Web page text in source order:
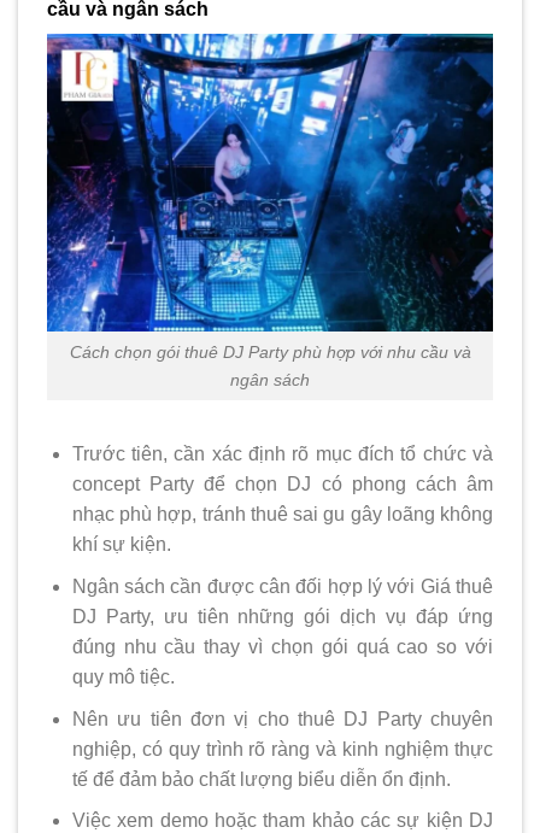
cầu và ngân sách
Cách chọn gói thuê DJ Party phù hợp với nhu cầu và
ngân sách
Trước tiên, cần xác định rõ mục đích tổ chức và
concept Party để chọn DJ có phong cách âm
nhạc phù hợp, tránh thuê sai gu gây loãng không
khí sự kiện.
Ngân sách cần được cân đối hợp lý với Giá thuê
DJ Party, ưu tiên những gói dịch vụ đáp ứng
đúng nhu cầu thay vì chọn gói quá cao so với
quy mô tiệc.
Nên ưu tiên đơn vị cho thuê DJ Party chuyên
nghiệp, có quy trình rõ ràng và kinh nghiệm thực
tế để đảm bảo chất lượng biểu diễn ổn định.
Việc xem demo hoặc tham khảo các sự kiện DJ